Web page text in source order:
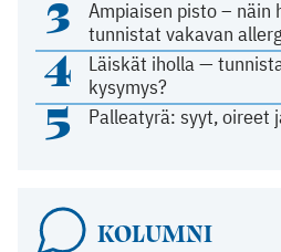
3
Ampiaisen pisto – näin
tunnistat vakavan
4
Läiskät iholla —
kysymys?
5 Palleatyrä: syyt, oireet
KOLUMNI